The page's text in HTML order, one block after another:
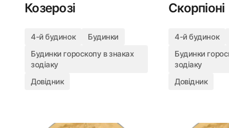
Козерозі
4-й будинок
Будинки
Будинки гороскопу в знаках
зодіаку
Довідник
Скорпіоні
4-й будинок
Будинки
зодіаку
Довідник